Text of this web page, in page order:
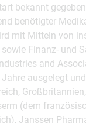
bekannt
benötigter
mit Mitteln von
Finanz- und
and
ausgelegt
(dem
Janssen